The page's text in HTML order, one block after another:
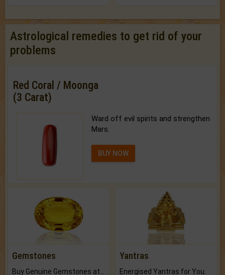
Astrological remedies to get rid of your
problems
Red Coral / Moonga
(3 Carat)
Ward off evil spirits and strengthen
Mars.
BUY NOW
Gemstones Yantras
Energised Yantras for You.